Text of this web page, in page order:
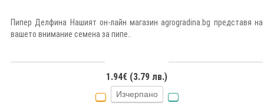
Пипер Делфина Нашият он-лайн магазин agrogradina.bg представя на
вашето внимание семена за пипе..
1.94€ (3.79 лв.)
Изчерпано